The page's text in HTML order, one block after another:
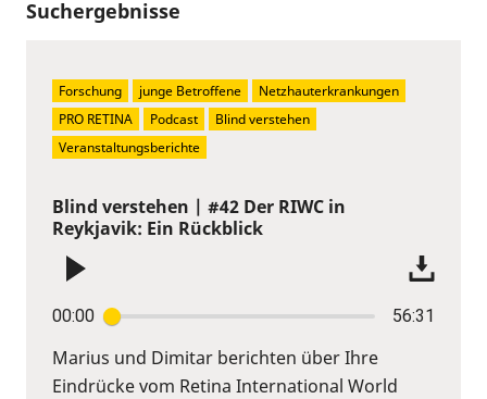
Suchergebnisse
Blind verstehen | #42 Der RIWC in
Reykjavik: Ein Rückblick
00:00 56:31
Marius und Dimitar berichten über Ihre
Eindrücke vom Retina International World
Forschung junge Betroffene
Netzhauterkrankungen
PRO RETINA
Podcast
Blind verstehen
Veranstaltungsberichte